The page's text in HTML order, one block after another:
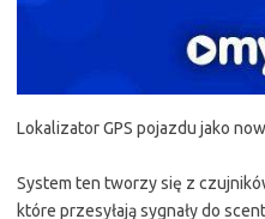
Lokalizator GPS pojazdu jako
System ten tworzy się z
które przesyłają sygnały do